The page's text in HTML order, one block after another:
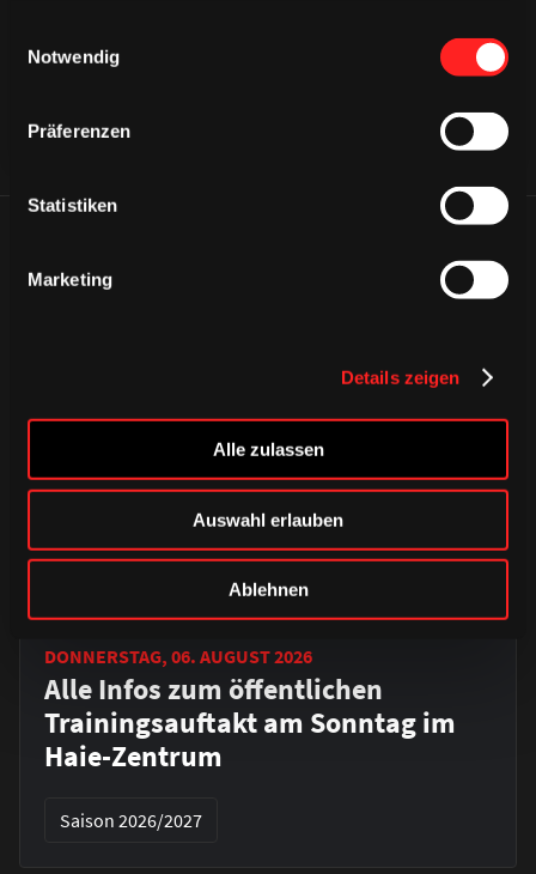
Notwendig
Präferenzen
Statistiken
Marketing
Details zeigen
Alle zulassen
Auswahl erlauben
Ablehnen
DONNERSTAG, 06. AUGUST 2026
Alle Infos zum öffentlichen
Trainingsauftakt am Sonntag im
Haie-Zentrum
Saison 2026/2027